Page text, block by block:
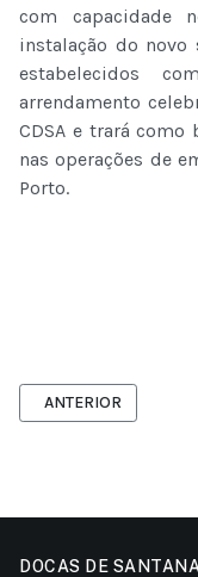
com capacidade
instalação do
estabelecidos
arrendamento
CDSA e trará como
nas operações de
Porto.
ARTIGO ANTERIOR:
ANTERIOR
DOCAS DE SANTANA